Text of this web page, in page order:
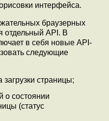
интерфейса.
браузерных
отдельный API. В
в себя новые API-
следующие
страницы;
о состоянии
(статус